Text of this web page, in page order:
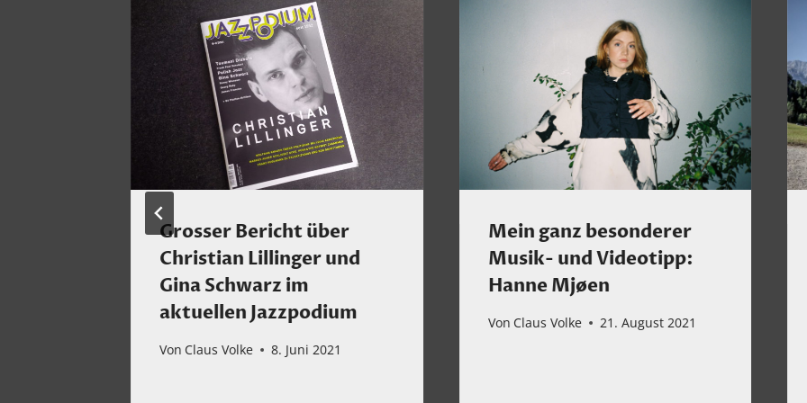
Grosser Bericht über
Christian Lillinger und
Gina Schwarz im
aktuellen Jazzpodium
Von Claus Volke 8. Juni 2021
Mein ganz besonderer
Musik- und Videotipp:
Hanne Mjøen
Von Claus Volke 21. August 2021